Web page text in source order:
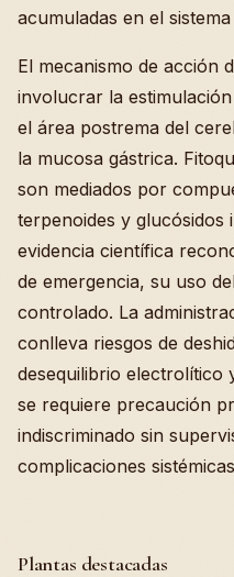
acumuladas en el
El mecanismo de acción
involucrar la
el área postrema del
la mucosa gástrica.
son mediados por
terpenoides y glucósidos
evidencia científica
de emergencia, su uso
controlado. La
conlleva riesgos de
desequilibrio electrolítico
se requiere precaución
indiscriminado sin
complicaciones
Plantas destacadas